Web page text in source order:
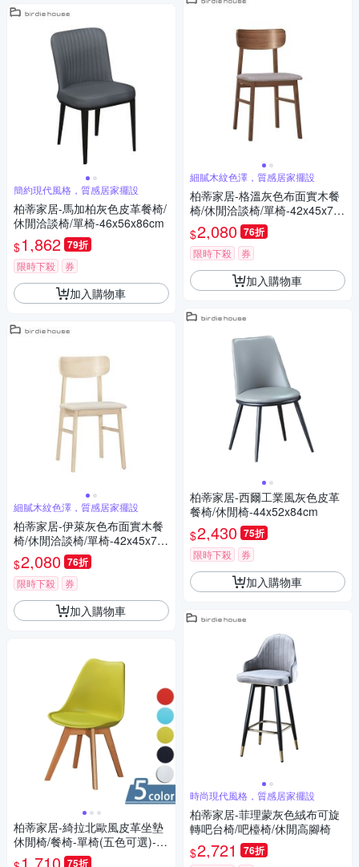
簡約現代風格，質感居家擺設
柏蒂家居-馬加柏灰色皮革餐椅/
休閒洽談椅/單椅-46x56x86cm
$1,862 79折
限時下殺 券
加入購物車
細膩木紋色澤，質感居家擺設
柏蒂家居-伊萊灰色布面實木餐
椅/休閒洽談椅/單椅-42x45x78c
m
$2,080 76折
限時下殺 券
加入購物車
柏蒂家居-綺拉北歐風皮革坐墊
休閒椅/餐椅-單椅(五色可選)-46
x43x83cm75折
細膩木紋色澤，質感居家擺設
柏蒂家居-格溫灰色布面實木餐
椅/休閒洽談椅/單椅-42x45x78c
m
$2,080 76折
限時下殺 券
加入購物車
柏蒂家居-西爾工業風灰色皮革
餐椅/休閒椅-44x52x84cm
$2,430 75折
限時下殺 券
加入購物車
時尚現代風格，質感居家擺設
柏蒂家居-菲理蒙灰色絨布可旋
轉吧台椅/吧檯椅/休閒高腳椅
$2,721 76折